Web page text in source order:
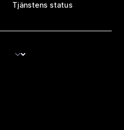
Tjänstens status